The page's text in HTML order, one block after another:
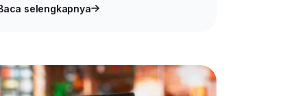
selengkapnya